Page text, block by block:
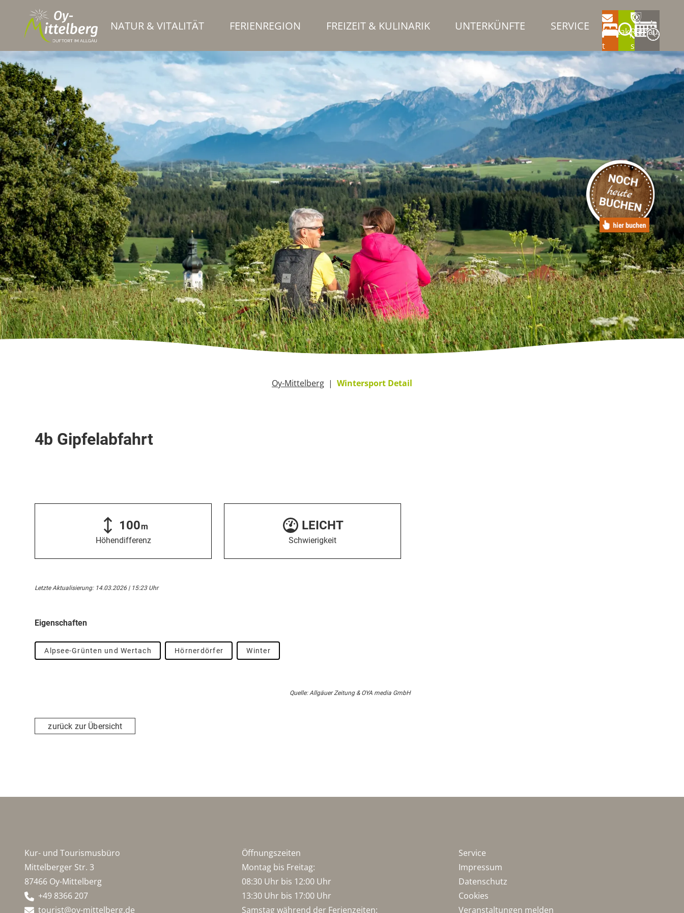
NATUR & VITALITÄT FERIENREGION FREIZEIT & KULINARIK UNTERKÜNFTE SERVICE
Kontak
t
Rathau
s
Oy-Mittelberg Wintersport Detail
4b Gipfelabfahrt
100m
Höhendifferenz
LEICHT
Schwierigkeit
Letzte Aktualisierung: 14.03.2026 | 15:23 Uhr
Eigenschaften
Alpsee-Grünten und Wertach Hörnerdörfer Winter
Quelle: Allgäuer Zeitung & OYA media GmbH
zurück zur Übersicht
Kur- und Tourismusbüro
Mittelberger Str. 3
87466 Oy-Mittelberg
+49 8366 207
tourist@oy-mittelberg.de
Öffnungszeiten
Montag bis Freitag:
08:30 Uhr bis 12:00 Uhr
13:30 Uhr bis 17:00 Uhr
Samstag während der Ferienzeiten:
Service
Impressum
Datenschutz
Cookies
Veranstaltungen melden